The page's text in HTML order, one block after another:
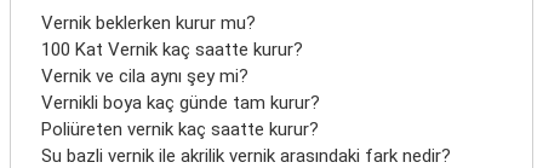
Vernik beklerken kurur mu?
100 Kat Vernik kaç saatte kurur?
Vernik ve cila aynı şey mi?
Vernikli boya kaç günde tam kurur?
Poliüreten vernik kaç saatte kurur?
Su bazli vernik ile akrilik vernik arasındaki fark nedir?